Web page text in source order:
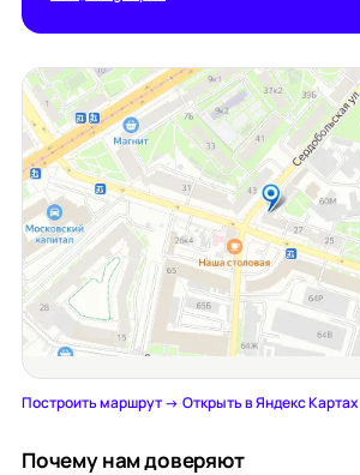
Построить маршрут →·Открыть в Яндекс Картах
Почему нам доверяют